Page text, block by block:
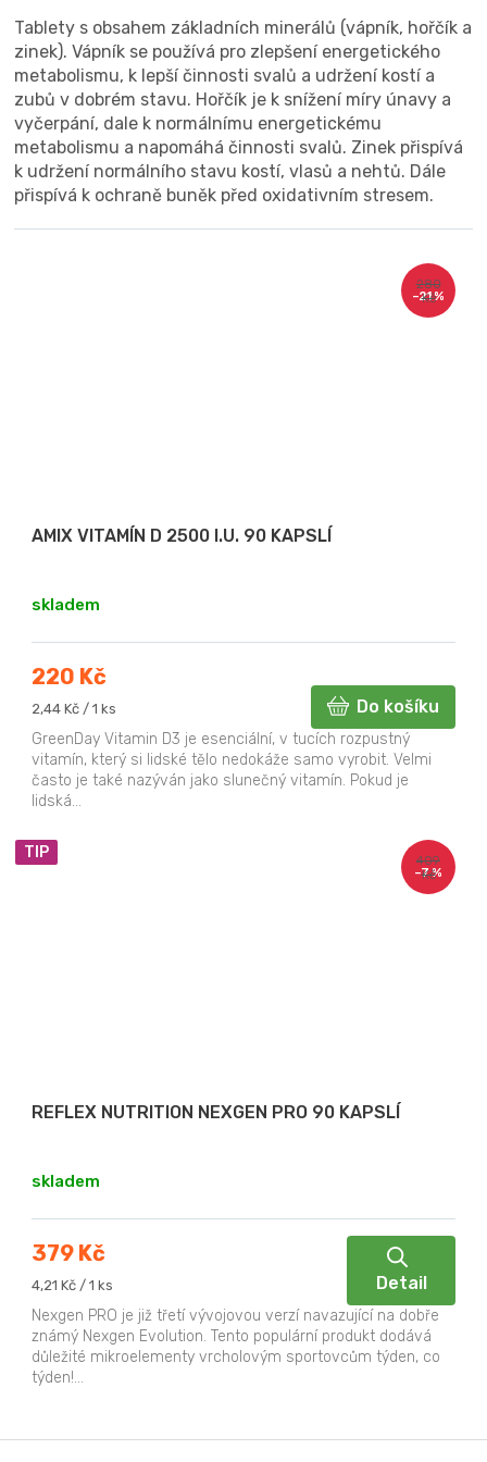
Tablety s obsahem základních minerálů (vápník, hořčík a
zinek). Vápník se používá pro zlepšení energetického
metabolismu, k lepší činnosti svalů a udržení kostí a
zubů v dobrém stavu. Hořčík je k snížení míry únavy a
vyčerpání, dale k normálnímu energetickému
metabolismu a napomáhá činnosti svalů. Zinek přispívá
k udržení normálního stavu kostí, vlasů a nehtů. Dále
přispívá k ochraně buněk před oxidativním stresem.
280
Kč
–21 %
AMIX VITAMÍN D 2500 I.U. 90 KAPSLÍ
skladem
220 Kč
Měrná
2,44 Kč / 1 ks Do košíku
GreenDay Vitamin D3 je esenciální, v tucích rozpustný
vitamín, který si lidské tělo nedokáže samo vyrobit. Velmi
často je také nazýván jako slunečný vitamín. Pokud je
lidská...
TIP
409
Kč
–7 %
REFLEX NUTRITION NEXGEN PRO 90 KAPSLÍ
skladem
379 Kč
Měrná
4,21 Kč / 1 ks Detail
Nexgen PRO je již třetí vývojovou verzí navazující na dobře
známý Nexgen Evolution. Tento populární produkt dodává
důležité mikroelementy vrcholovým sportovcům týden, co
týden!...